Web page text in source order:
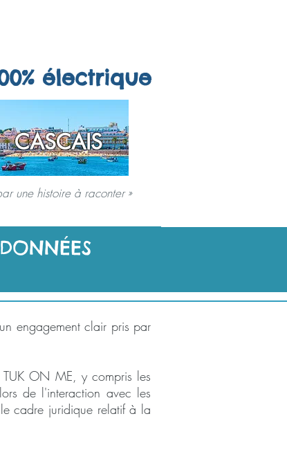
électrique
CASCAIS
une histoire à raconter »
engagement clair pris par
ON ME, y compris les
de l'interaction avec les
cadre juridique relatif à la